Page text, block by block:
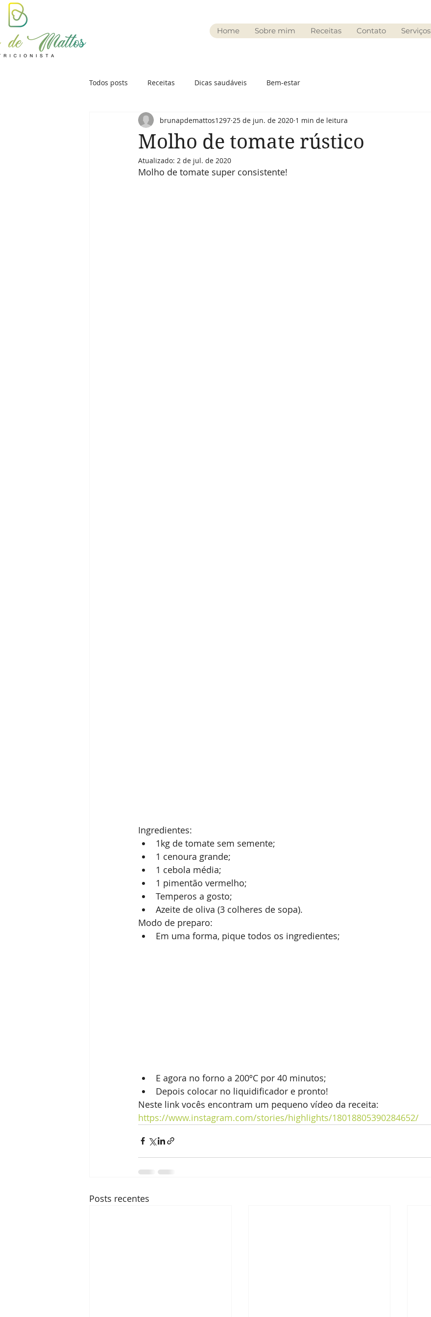
Home Sobre mim Receitas Contato Serviços
Todos posts Receitas Dicas saudáveis Bem-estar
Molho de tomate rústico
brunapdemattos1297 25 de jun. de 2020 1 min de leitura
Atualizado: 2 de jul. de 2020
Molho de tomate super consistente!
Ingredientes:
1kg de tomate sem semente;
1 cenoura grande;
1 cebola média;
1 pimentão vermelho;
Temperos a gosto;
Azeite de oliva (3 colheres de sopa).
Modo de preparo:
Em uma forma, pique todos os ingredientes;
E agora no forno a 200ºC por 40 minutos;
Depois colocar no liquidificador e pronto!
Neste link vocês encontram um pequeno vídeo da receita:
https://www.instagram.com/stories/highlights/18018805390284652/
Posts recentes